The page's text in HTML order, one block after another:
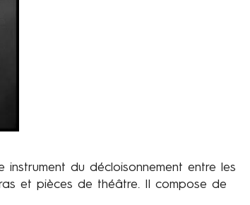
du décloisonnement entre les
et pièces de théâtre. Il compose de